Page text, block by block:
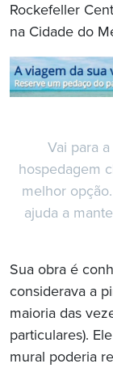
Rockefeller
na Cidade do
Vai para
hospedagem
melhor
ajuda a
Sua obra é
considerava a
maioria das
particulares).
mural poderia